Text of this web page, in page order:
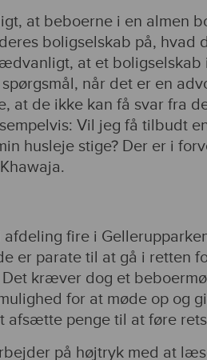
at beboerne i en almen
boligselskab på, hvad
at et
når det er en
at de ikke kan få svar fra
Vil jeg få tilbudt
husleje stige? Der er i
fire i
er parate til at gå i retten
kræver dog et
for at møde op og
afsætte penge til at føre
på højtryk med at